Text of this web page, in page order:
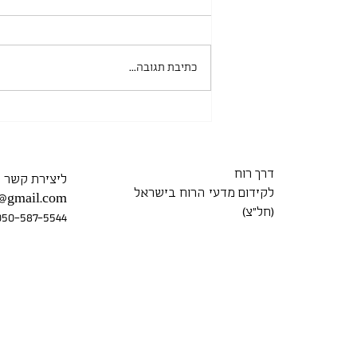
כתיבת תגובה...
ליצירת קשר
587-5544
דרך רוח
לקידום מדעי הרוח בישראל
(חל״צ)